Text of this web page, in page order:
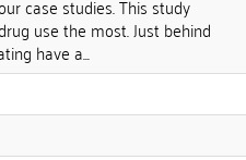
case studies. This study
use the most. Just behind
have a...